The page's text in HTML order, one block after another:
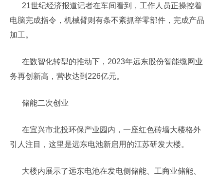
21世纪经济报道记者在车间看到，工作人员正操控着
电脑完成指令，机械臂则有条不紊抓举零部件，完成产品
加工。
在数智化转型的推动下，2023年远东股份智能缆网业
务再创新高，营收达到226亿元。
储能二次创业
在宜兴市北投环保产业园内，一座红色砖墙大楼格外
引人注目，这里是远东电池新启用的江苏研发大楼。
大楼内展示了远东电池在发电侧储能、工商业储能、